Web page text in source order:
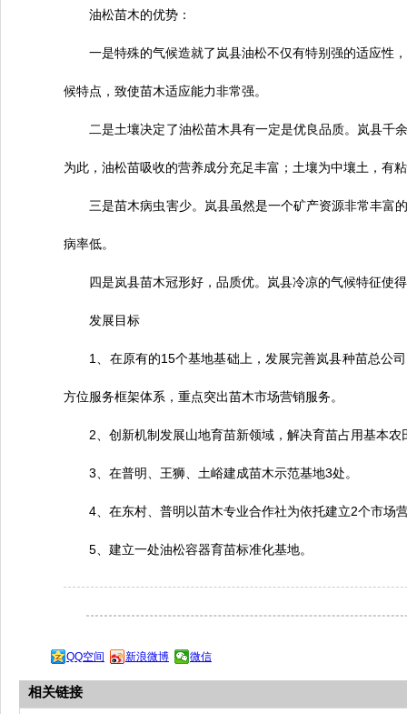
油松苗木的优势：
一是特殊的气候造就了岚县油松不仅有特别强的适应性，
候特点，致使苗木适应能力非常强。
二是土壤决定了油松苗木具有一定是优良品质。岚县千
为此，油松苗吸收的营养成分充足丰富；土壤为中壤土，有
三是苗木病虫害少。岚县虽然是一个矿产资源非常丰富
病率低。
四是岚县苗木冠形好，品质优。岚县冷凉的气候特征使
发展目标
1、在原有的15个基地基础上，发展完善岚县种苗总公司
方位服务框架体系，重点突出苗木市场营销服务。
2、创新机制发展山地育苗新领域，解决育苗占用基本农
3、在普明、王狮、土峪建成苗木示范基地3处。
4、在东村、普明以苗木专业合作社为依托建立2个市场
5、建立一处油松容器育苗标准化基地。
QQ空间 新浪微博 微信
相关链接